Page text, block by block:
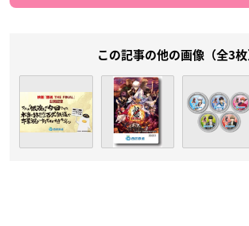
この記事の他の画像（全3枚